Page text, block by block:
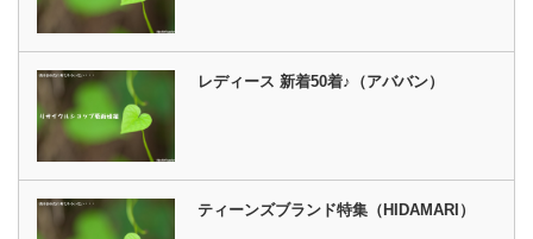
レディース 新着50着♪（アババン）
ティーンズブランド特集（HIDAMARI）